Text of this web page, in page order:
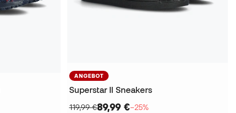
ANGEBOT
Superstar II Sneakers
119,99 €89,99 €−25%